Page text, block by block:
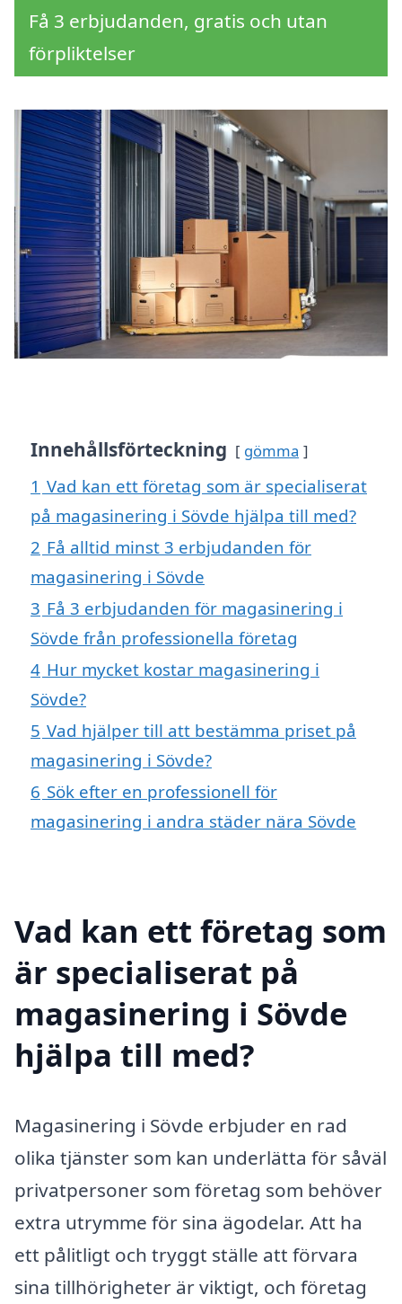
Få 3 erbjudanden, gratis och utan
förpliktelser
Innehållsförteckning gömma
1 Vad kan ett företag som är specialiserat
på magasinering i Sövde hjälpa till med?
2 Få alltid minst 3 erbjudanden för
magasinering i Sövde
3 Få 3 erbjudanden för magasinering i
Sövde från professionella företag
4 Hur mycket kostar magasinering i
Sövde?
5 Vad hjälper till att bestämma priset på
magasinering i Sövde?
6 Sök efter en professionell för
magasinering i andra städer nära Sövde
Vad kan ett företag som
är specialiserat på
magasinering i Sövde
hjälpa till med?
Magasinering i Sövde erbjuder en rad
olika tjänster som kan underlätta för såväl
privatpersoner som företag som behöver
extra utrymme för sina ägodelar. Att ha
ett pålitligt och tryggt ställe att förvara
sina tillhörigheter är viktigt, och företag